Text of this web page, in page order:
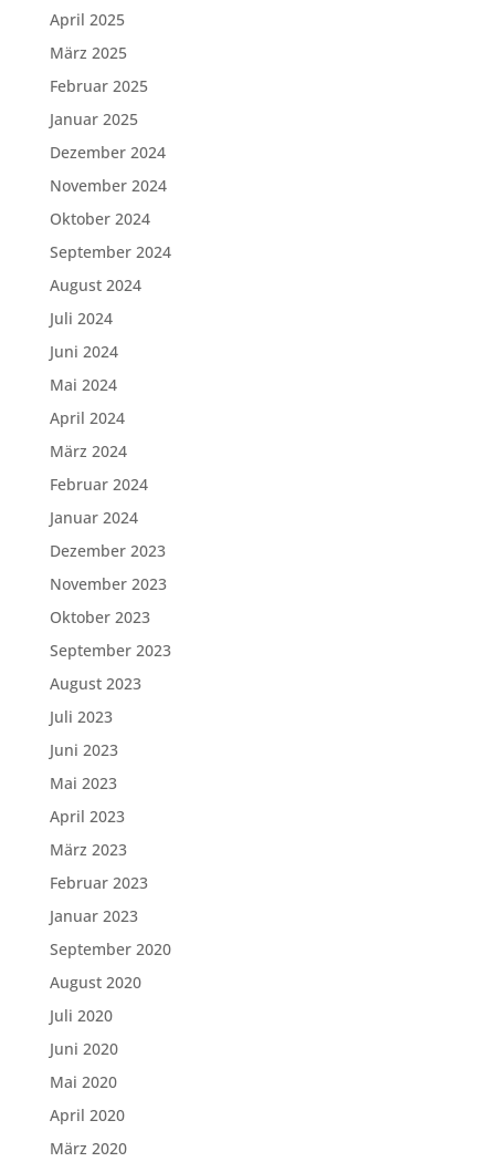
April 2025
März 2025
Februar 2025
Januar 2025
Dezember 2024
November 2024
Oktober 2024
September 2024
August 2024
Juli 2024
Juni 2024
Mai 2024
April 2024
März 2024
Februar 2024
Januar 2024
Dezember 2023
November 2023
Oktober 2023
September 2023
August 2023
Juli 2023
Juni 2023
Mai 2023
April 2023
März 2023
Februar 2023
Januar 2023
September 2020
August 2020
Juli 2020
Juni 2020
Mai 2020
April 2020
März 2020